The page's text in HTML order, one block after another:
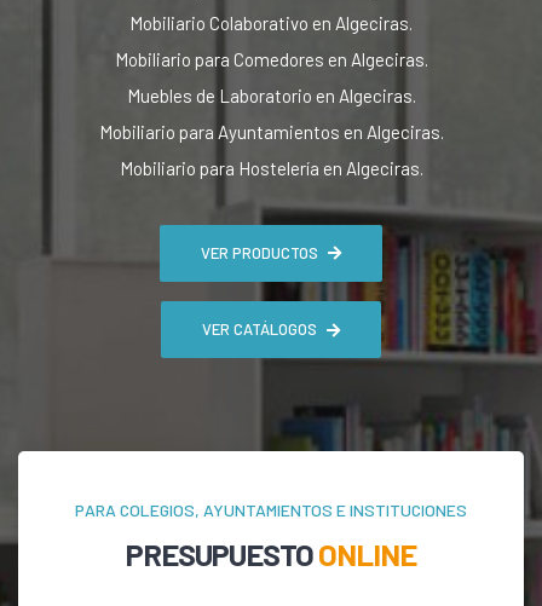
Mobiliario Colaborativo en Algeciras.
Mobiliario para Comedores en Algeciras.
Muebles de Laboratorio en Algeciras.
Mobiliario para Ayuntamientos en Algeciras.
Mobiliario para Hostelería en Algeciras.
VER PRODUCTOS
VER CATÁLOGOS
PARA COLEGIOS, AYUNTAMIENTOS E INSTITUCIONES
PRESUPUESTOONLINE